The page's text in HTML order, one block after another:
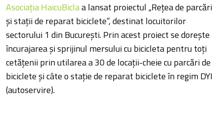
Asociaţia HaicuBiclaa lansat proiectul „Reţea de parcări
şi staţii de reparat biciclete”, destinat locuitorilor
sectorului 1 din Bucureşti. Prin acest proiect se doreşte
încurajarea şi sprijinul mersului cu bicicleta pentru toți
cetățenii prin utilarea a 30 de locații-cheie cu parcări de
biciclete și câte o stație de reparat biciclete în regim DYI
(autoservire).